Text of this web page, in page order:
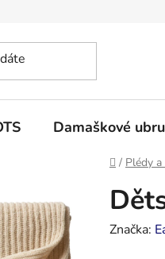
Damaškové
Domů
/ Plédy
Značka: